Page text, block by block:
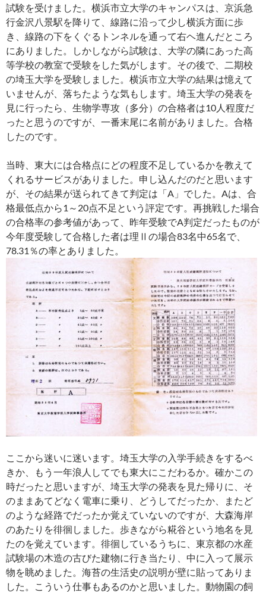
試験を受けました。横浜市立大学のキャンパスは、京浜急
行金沢八景駅を降りて、線路に沿って少し横浜方面に歩
き、線路の下をくぐるトンネルを通って右ヘ進んだところ
にありました。しかしながら試験は、大学の隣にあった高
等学校の教室で受験をした気がします。その後で、二期校
の埼玉大学を受験しました。横浜市立大学の結果は憶えて
いませんが、落ちたような気もします。埼玉大学の発表を
見に行ったら、生物学専攻（多分）の合格者は10人程度だ
ったと思うのですが、一番末尾に名前がありました。合格
したのです。
当時、東大には合格点にどの程度不足しているかを教えて
くれるサービスがありました。申し込んだのだと思います
が、その結果が送られてきて判定は「A」でした。Aは、合
格最低点から1～20点不足という評定です。再挑戦した場合
の合格率の参考値があって、昨年受験でA判定だったものが
今年度受験して合格した者は理Ⅱの場合83名中65名で、
78.31％の率とありました。
ここから迷いに迷います。埼玉大学の入学手続きをするべ
きか、もう一年浪人してでも東大にこだわるか。確かこの
時だったと思いますが、埼玉大学の発表を見た帰りに、そ
のままあてどなく電車に乗り、どうしてだったか、またど
のような経路でだったか覚えていないのですが、大森海岸
のあたりを徘徊しました。歩きながら糀谷という地名を見
たのを覚えています。徘徊しているうちに、東京都の水産
試験場の木造の古びた建物に行き当たり、中に入って展示
物を眺めました。海苔の生活史の説明が壁に貼ってありま
した。こういう仕事もあるのかと思いました。動物園の飼